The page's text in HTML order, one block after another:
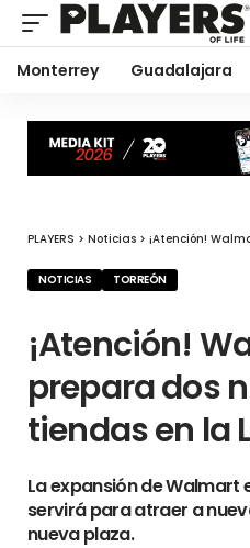
Monterrey Guadalajara
PLAYERS > Noticias > ¡Atención!
NOTICIAS TORREÓN
¡Atención!
prepara dos
tiendas en la
La expansión de Walmart
servirá para atraer a
nueva plaza.